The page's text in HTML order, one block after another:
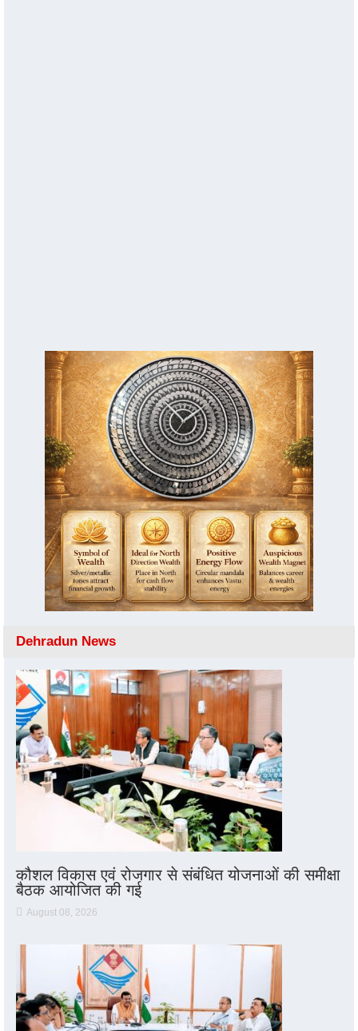
Dehradun News
कौशल विकास एवं रोजगार से संबंधित योजनाओं की समीक्षा
बैठक आयोजित की गई
August 08, 2026